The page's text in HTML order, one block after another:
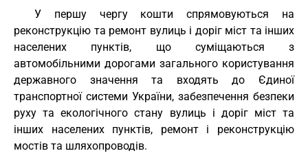
У першу чергу кошти спрямовуються на
реконструкцію та ремонт вулиць і доріг міст та інших
населених пунктів, що суміщаються з
автомобільними дорогами загального користування
державного значення та входять до Єдиної
транспортної системи України, забезпечення безпеки
руху та екологічного стану вулиць і доріг міст та
інших населених пунктів, ремонт і реконструкцію
мостів та шляхопроводів.